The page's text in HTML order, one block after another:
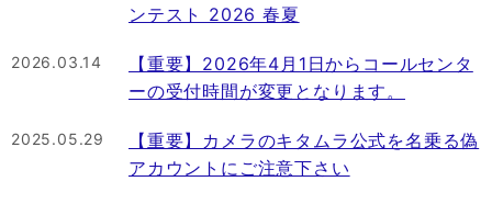
ンテスト 2026 春夏
2026.03.14
【重要】2026年4月1日からコールセンタ
ーの受付時間が変更となります。
2025.05.29
【重要】カメラのキタムラ公式を名乗る偽
アカウントにご注意下さい